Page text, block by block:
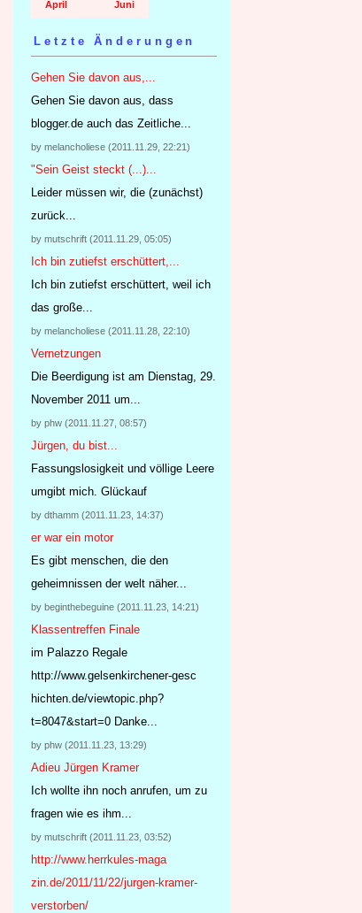
April Juni
Letzte Änderungen
Gehen Sie davon aus,...
Gehen Sie davon aus, dass
blogger.de auch das Zeitliche...
by melancholiese (2011.11.29, 22:21)
"Sein Geist steckt (...)...
Leider müssen wir, die (zunächst)
zurück...
by mutschrift (2011.11.29, 05:05)
Ich bin zutiefst erschüttert,...
Ich bin zutiefst erschüttert, weil ich
das große...
by melancholiese (2011.11.28, 22:10)
Vernetzungen
Die Beerdigung ist am Dienstag, 29.
November 2011 um...
by phw (2011.11.27, 08:57)
Jürgen, du bist...
Fassungslosigkeit und völlige Leere
umgibt mich. Glückauf
by dthamm (2011.11.23, 14:37)
er war ein motor
Es gibt menschen, die den
geheimnissen der welt näher...
by beginthebeguine (2011.11.23, 14:21)
Klassentreffen Finale
im Palazzo Regale
http://www.gelsenkirchener-gesc
hichten.de/viewtopic.php?
t=8047&start=0 Danke
by phw (2011.11.23, 13:29)
Adieu Jürgen Kramer
Ich wollte ihn noch anrufen, um zu
fragen wie es ihm...
by mutschrift (2011.11.23, 03:52)
http://www.herrkules-maga
zin.de/2011/11/22/jurgen-kramer-
verstorben/